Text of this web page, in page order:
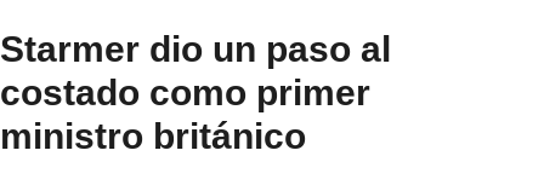
Starmer dio un paso al
costado como primer
ministro británico